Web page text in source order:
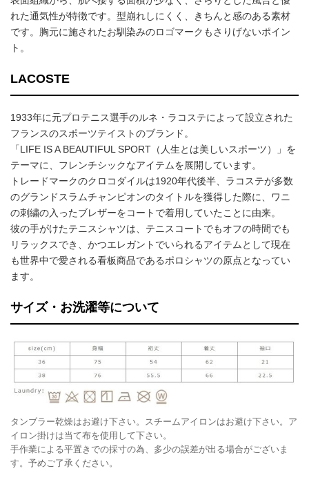
れた通気性が特徴です。型崩れしにくく、きちんと感のある素材
です。胸元に施されたお馴染みのロゴマークもさりげないポイン
ト。
LACOSTE
1933年に元プロテニス選手のルネ・ラコステによって設立された
フランスのスポーツテイストのブランド。
「LIFE IS A BEAUTIFUL SPORT（人生とは美しいスポーツ）」を
テーマに、フレンチシックなアイテムを展開しています。
トレードマークのクロコダイルは1920年代後半、ラコステが多数
のグランドスラムチャンピオンのタイトルを獲得した際に、ワニ
の刺繍の入ったブレザーをコートで着用していたことに由来。
彼の手がけたテニスシャツは、テニスコートでもオフの時間でも
リラックスでき、かつエレガントでいられるアイテムとして現在
も世界中で愛される看板商品であるポロシャツの原点となってい
ます。
サイズ・お洗濯等について
タンブラー乾燥はお避け下さい。スチームアイロンはお避け下さい。ア
イロン掛けは当て布を使用して下さい。
手作業による平置きでの採寸の為、多少の誤差が出る場合がございま
す。予めご了承ください。